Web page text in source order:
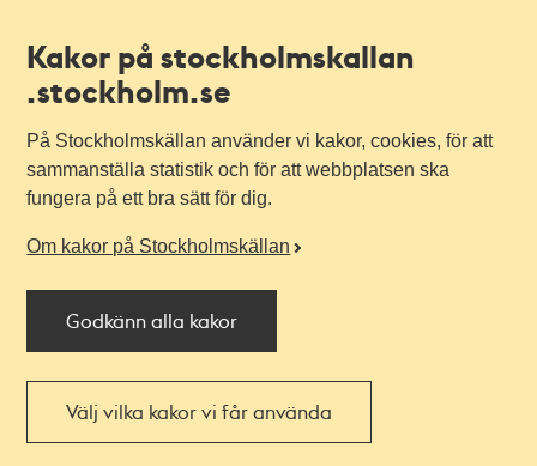
Kakor på stockholmskallan
.stockholm.se
På Stockholmskällan använder vi kakor, cookies, för att
sammanställa statistik och för att webbplatsen ska
fungera på ett bra sätt för dig.
Om kakor på Stockholmskällan
Godkänn alla kakor
Välj vilka kakor vi får använda